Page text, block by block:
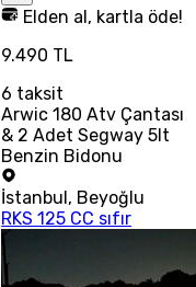
Elden al, kartla öde!
9.490 TL
6 taksit
Arwic 180 Atv Çantası
& 2 Adet Segway 5lt
Benzin Bidonu
İstanbul, Beyoğlu
RKS 125 CC sıfır